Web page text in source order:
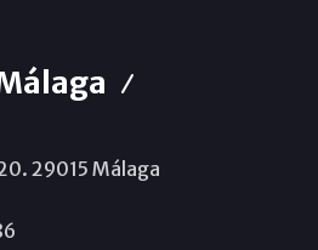
29015 Málaga